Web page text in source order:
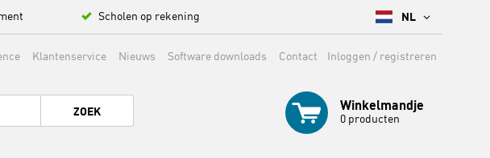
Scholen op rekening NL
Inloggen / registreren
Klantenservice Nieuws Software downloads Contact
Winkelmandje
0 producten
ZOEK